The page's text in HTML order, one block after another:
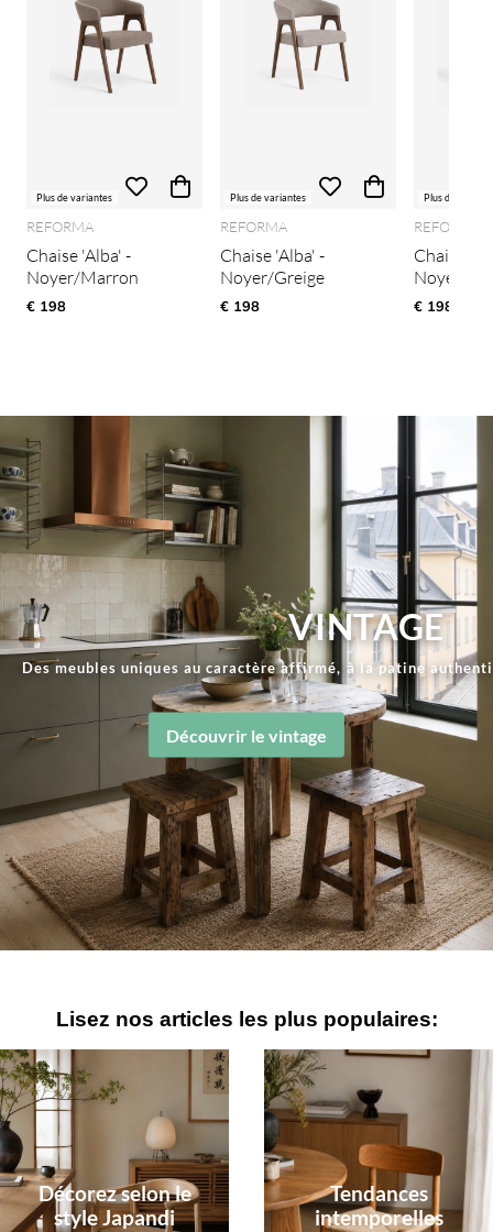
Plus de variantes
REFORMA
Chaise 'Alba' -
Noyer/Marron
€ 198
Plus de variantes
REFORMA
Chaise 'Alba' -
Noyer/Greige
€ 198
Plus de
REFORMA
Chaise
Noyer/
€ 198
VINTAGE
Des meubles uniques au caractère affirmé, à la patine
Découvrir le vintage
Lisez nos articles les plus populaires:
Décorez selon le
style Japandi
Tendances
intemporelles